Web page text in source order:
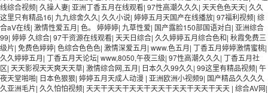
线综合视频| 久操人妻| 亚洲丁香五月在线观看| 97性高潮久久久| 天天色色天天| 久久
这里只有精品16| 九九综舍久久| 久久小说| 婷婷五月天国产在线播放| 97福利视频| 综
合aV在线| 激情性爱五月| 色。 婷婷婷| 九草性爱| 国产露脸150部国语对白| 亚洲综合
99| 婷婷 久综合| 97干资源在线观看| 天天日综合| 久久婷婷五月综合色和| 秋霞免费三
级片| 免费色婷婷| 色综合色色色| 激情深爱五月| www.色五月| 丁香五月婷婷激情蜜桃|
久久婷婷五月| 丁香五月天论坛| www,8050,午夜三级| 97性高潮久久久| 丁香五月社
区| 天天影视天天爽天天草| 激情综合网,五月| 日本久久99久久| 99这里有精品视频| 午
夜天堂啪啪| 日本色狠狠| 婷婷五月天成人动漫 | 亚洲欧洲小视频9| 国产精品久久久久
久亚洲毛片| 久久怕怕视频| 天天干天天干天天干天天干天天干天天干天天 | 综合AV网|